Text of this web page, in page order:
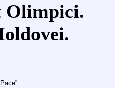
Olimpici.